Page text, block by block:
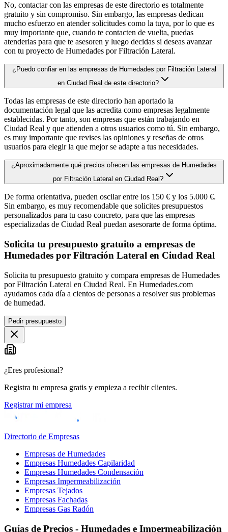
No, contactar con las empresas de este directorio es totalmente
gratuito y sin compromiso. Sin embargo, las empresas dedican
mucho esfuerzo en atender solicitudes como la tuya, por lo que es
muy importante que, cuando te contacten de vuelta, puedas
atenderlas para que te asesoren y luego decidas si deseas avanzar
con tu proyecto de Humedades por Filtración Lateral.
¿Puedo confiar en las empresas de Humedades por Filtración Lateral
en Ciudad Real de este directorio?
Todas las empresas de este directorio han aportado la
documentación legal que las acredita como empresas legalmente
establecidas. Por tanto, son empresas que están trabajando en
Ciudad Real y que atienden a otros usuarios como tú. Sin embargo,
es muy importante que revises las opiniones y reseñas de otros
usuarios para elegir la que mejor se adapte a tus necesidades.
¿Aproximadamente qué precios ofrecen las empresas de Humedades
por Filtración Lateral en Ciudad Real?
De forma orientativa, pueden oscilar entre los 150 € y los 5.000 €.
Sin embargo, es muy recomendable que solicites presupuestos
personalizados para tu caso concreto, para que las empresas
especializadas de Ciudad Real puedan asesorarte de forma óptima.
Solicita tu presupuesto gratuito a empresas de
Humedades por Filtración Lateral en Ciudad Real
Solicita tu presupuesto gratuito y compara empresas de Humedades
por Filtración Lateral en Ciudad Real. En Humedades.com
ayudamos cada día a cientos de personas a resolver sus problemas
de humedad.
Pedir presupuesto
¿Eres profesional?
Registra tu empresa gratis y empieza a recibir clientes.
Registrar mi empresa
Directorio de Empresas
Empresas de Humedades
Empresas Humedades Capilaridad
Empresas Humedades Condensación
Empresas Impermeabilización
Empresas Tejados
Empresas Fachadas
Empresas Gas Radón
Guías de Precios - Humedades e Impermeabilización